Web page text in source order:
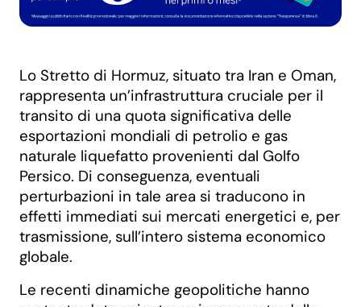
Lo Stretto di Hormuz, situato tra Iran e Oman,
rappresenta un’infrastruttura cruciale per il
transito di una quota significativa delle
esportazioni mondiali di petrolio e gas
naturale liquefatto provenienti dal Golfo
Persico. Di conseguenza, eventuali
perturbazioni in tale area si traducono in
effetti immediati sui mercati energetici e, per
trasmissione, sull’intero sistema economico
globale.
Le recenti dinamiche geopolitiche hanno